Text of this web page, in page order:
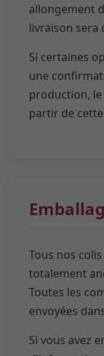
allongement
livraison sera
Si certaines
une
production,
partir de
Tous nos
totalement
Toutes les
envoyées
Si vous avez